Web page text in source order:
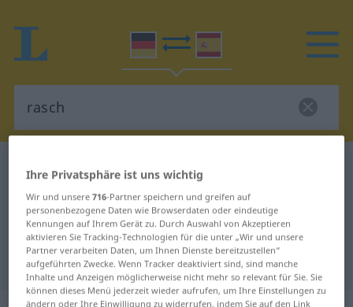
Deutsch-Spanisch Wörterbuch
Deutsch-Spanisch Übersetzung für
"rasch"
"rasch" Spanisch Übersetzung
Ihre Privatsphäre ist uns wichtig
Wir und unsere716-Partner speichern und greifen auf
personenbezogene Daten wie Browserdaten oder eindeutige
Kennungen auf Ihrem Gerät zu. Durch Auswahl von Akzeptieren
aktivieren Sie Tracking-Technologien für die unter „Wir und unsere
Partner verarbeiten Daten, um Ihnen Dienste bereitzustellen“
aufgeführten Zwecke. Wenn Tracker deaktiviert sind, sind manche
Inhalte und Anzeigen möglicherweise nicht mehr so relevant für Sie. Sie
können dieses Menü jederzeit wieder aufrufen, um Ihre Einstellungen zu
ändern oder Ihre Einwilligung zu widerrufen, indem Sie auf den Link